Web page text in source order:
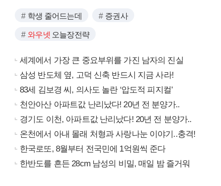
학생 줄어드는데 증권사
와우넷 오늘장전략
세계에서 가장 큰 중요부위를 가진 남자의 진실
삼성 반도체 옆, 고덕 신축 반드시 지금 사라!
83세 김보경 씨, 의사도 놀란 ‘압도적 피지컬’
천안아산 아파트값 난리났다! 20년 전 분양가..
경기도 이천, 아파트값 난리났다! 20년 전 분양가..
온천에서 아내 몰래 처형과 사랑나눈 이야기..충격!
한국로또, 8월부터 전국민에 1억원씩 준다
한반도를 흔든 28cm 남성의 비밀, 매일 밤 즐거워